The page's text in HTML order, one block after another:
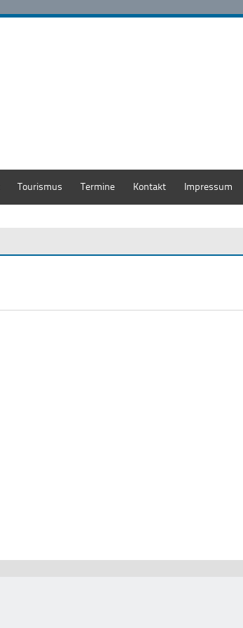
Tourismus Termine Kontakt Impressum